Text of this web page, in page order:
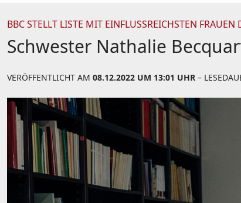
BBC STELLT LISTE MIT EINFLUSSREICHSTEN FRAUEN
Schwester Nathalie
VERÖFFENTLICHT AM 08.12.2022 UM 13:01 UHR –